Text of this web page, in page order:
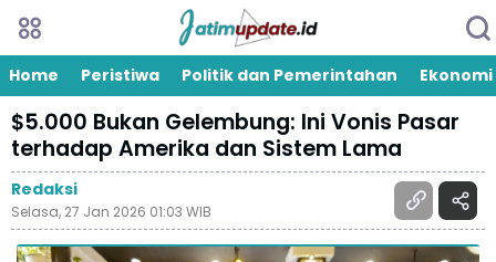
Home Peristiwa Politik dan Pemerintahan Ekonomi
$5.000 Bukan Gelembung: Ini Vonis Pasar
terhadap Amerika dan Sistem Lama
Redaksi
Selasa, 27 Jan 2026 01:03 WIB